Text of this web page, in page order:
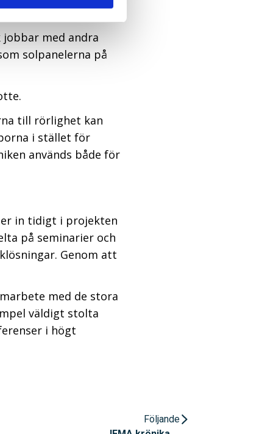
med andra
solpanelerna på
till rörlighet kan
i stället för
används både för
in tidigt i projekten
på seminarier och
Genom att
med de stora
väldigt stolta
i högt
Följande